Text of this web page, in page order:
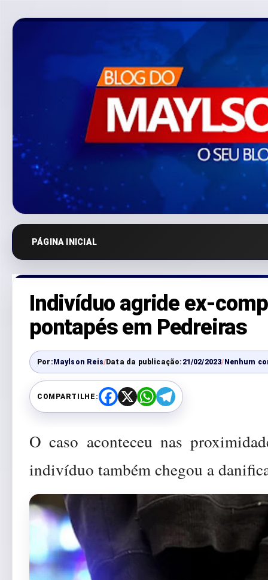
PÁGINA INICIAL
Indivíduo agride ex-
pontapés em Pedreiras
Por:Maylson Reis/Data da publicação: 21/02/2023/Nenhum
COMPARTILHE:
F
a
b
o
k
X
W
h
s
A
p
T
e
g
r
m
O caso aconteceu nas
indivíduo também chegou a